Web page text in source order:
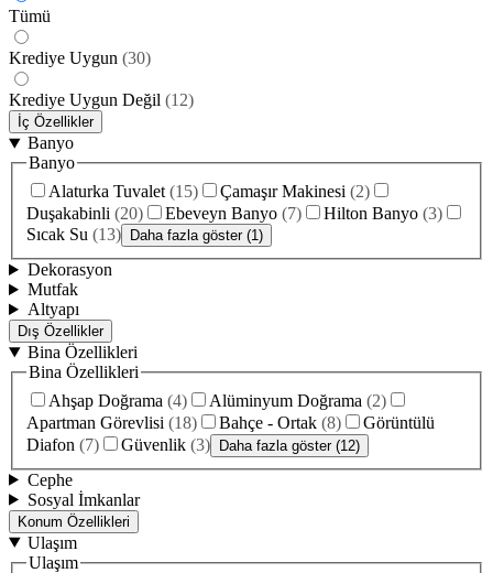
Tümü
Krediye Uygun (30)
Krediye Uygun Değil (12)
İç Özellikler
Banyo
Banyo
Alaturka Tuvalet (15) Çamaşır Makinesi (2)
Duşakabinli (20) Ebeveyn Banyo (7) Hilton Banyo (3)
Sıcak Su (13) Daha fazla göster (1)
Dekorasyon
Mutfak
Altyapı
Dış Özellikler
Bina Özellikleri
Bina Özellikleri
Ahşap Doğrama (4) Alüminyum Doğrama (2)
Apartman Görevlisi (18) Bahçe - Ortak (8)
Görüntülü
Diafon (7) Güvenlik (3) Daha fazla göster (12)
Cephe
Sosyal İmkanlar
Konum Özellikleri
Ulaşım
Ulaşım